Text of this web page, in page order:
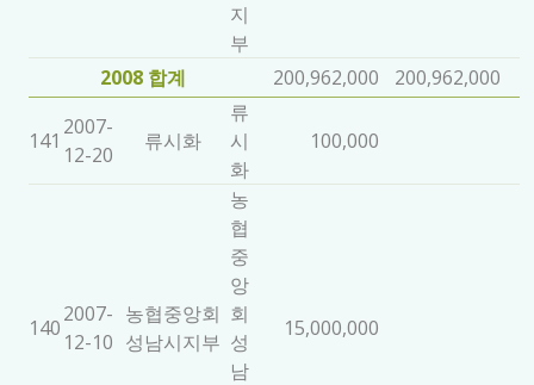
지
부
2008 합계 200,962,000 200,962,000
141
2007-
12-20
류시화
류
시
화
100,000
140
2007-
12-10
농협중앙회
성남시지부
농
협
중
앙
회
성
남
15,000,000